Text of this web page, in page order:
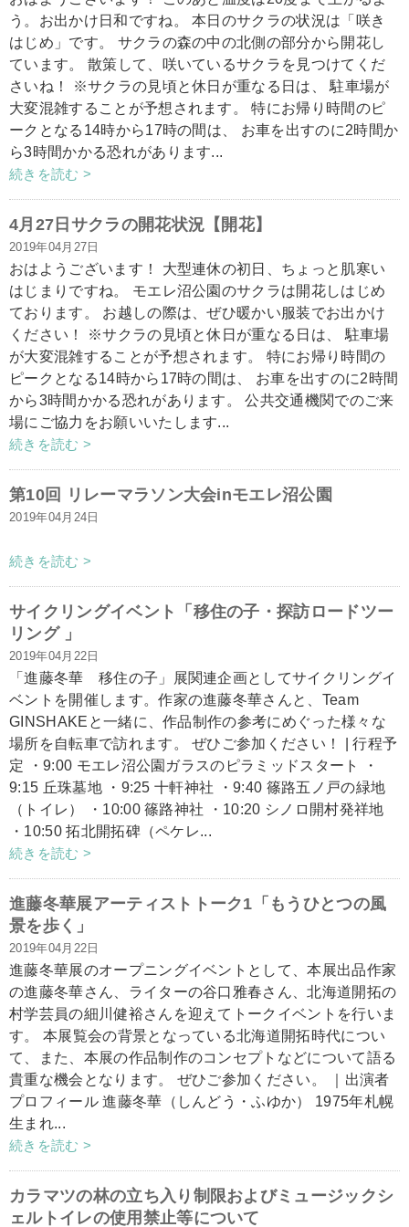
う。お出かけ日和ですね。 本日のサクラの状況は「咲き
はじめ」です。 サクラの森の中の北側の部分から開花し
ています。 散策して、咲いているサクラを見つけてくだ
さいね！ ※サクラの見頃と休日が重なる日は、 駐車場が
大変混雑することが予想されます。 特にお帰り時間のピ
ークとなる14時から17時の間は、 お車を出すのに2時間か
ら3時間かかる恐れがあります...
続きを読む >
4月27日サクラの開花状況【開花】
2019年04月27日
おはようございます！ 大型連休の初日、ちょっと肌寒い
はじまりですね。 モエレ沼公園のサクラは開花しはじめ
ております。 お越しの際は、ぜひ暖かい服装でお出かけ
ください！ ※サクラの見頃と休日が重なる日は、 駐車場
が大変混雑することが予想されます。 特にお帰り時間の
ピークとなる14時から17時の間は、 お車を出すのに2時間
から3時間かかる恐れがあります。 公共交通機関でのご来
場にご協力をお願いいたします...
続きを読む >
第10回 リレーマラソン大会inモエレ沼公園
2019年04月24日
続きを読む >
サイクリングイベント「移住の子・探訪ロードツー
リング 」
2019年04月22日
「進藤冬華 移住の子」展関連企画としてサイクリングイ
ベントを開催します。作家の進藤冬華さんと、Team
GINSHAKEと一緒に、作品制作の参考にめぐった様々な
場所を自転車で訪れます。 ぜひご参加ください！ | 行程予
定 ・9:00 モエレ沼公園ガラスのピラミッドスタート ・
9:15 丘珠墓地 ・9:25 十軒神社 ・9:40 篠路五ノ戸の緑地
（トイレ） ・10:00 篠路神社 ・10:20 シノロ開村発祥地
・10:50 拓北開拓碑（ペケレ...
続きを読む >
進藤冬華展アーティストトーク1「もうひとつの風
景を歩く」
2019年04月22日
進藤冬華展のオープニングイベントとして、本展出品作家
の進藤冬華さん、ライターの谷口雅春さん、北海道開拓の
村学芸員の細川健裕さんを迎えてトークイベントを行いま
す。 本展覧会の背景となっている北海道開拓時代につい
て、また、本展の作品制作のコンセプトなどについて語る
貴重な機会となります。 ぜひご参加ください。 ｜出演者
プロフィール 進藤冬華（しんどう・ふゆか） 1975年札幌
生まれ...
続きを読む >
カラマツの林の立ち入り制限およびミュージックシ
ェルトイレの使用禁止等について